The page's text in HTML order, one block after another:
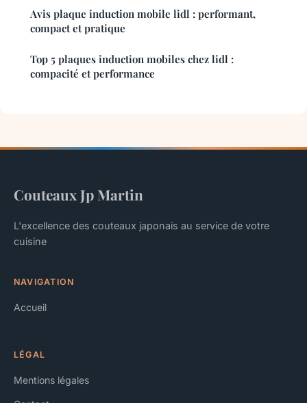
Avis plaque induction mobile lidl : performant,
compact et pratique
Top 5 plaques induction mobiles chez lidl :
compacité et performance
Couteaux Jp Martin
L'excellence des couteaux japonais au service de votre
cuisine
NAVIGATION
Accueil
LÉGAL
Mentions légales